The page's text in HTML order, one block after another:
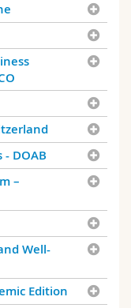
- DOAB
–
Well-
Edition